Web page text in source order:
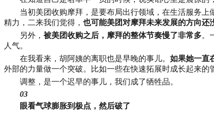
当初美团收购摩拜，是要布局出行领域，在生活服务
精力，二来我们觉得， 也可能美团对摩拜未来发展的方向还
另外， 被美团收购之后，摩拜的整体节奏慢了非常多。
人气。
在我看来，胡阿姨的离职也是早晚的事儿。 如果她一直
外部的力量做一个突破。比如一些在快速拓展时成长起来的
调整，是一个迟早的事儿，我们成了牺牲品。
03
眼看气球膨胀到极点，然后破了